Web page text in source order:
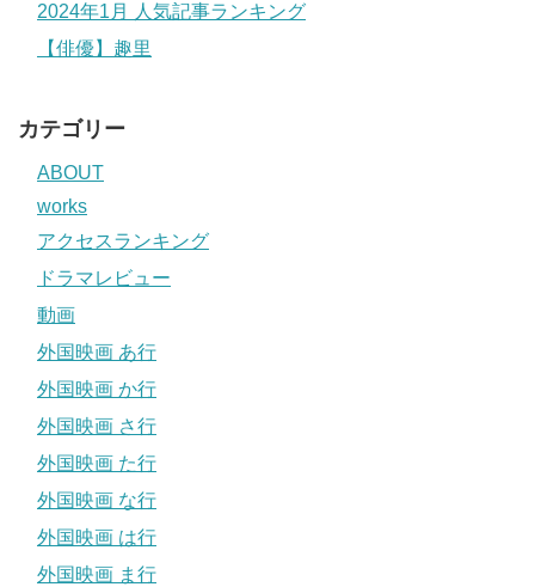
2024年1月 人気記事ランキング
【俳優】趣里
カテゴリー
ABOUT
works
アクセスランキング
ドラマレビュー
動画
外国映画 あ行
外国映画 か行
外国映画 さ行
外国映画 た行
外国映画 な行
外国映画 は行
外国映画 ま行